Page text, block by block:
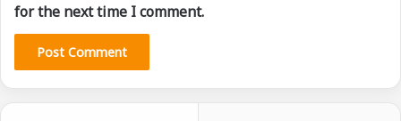
for the next time I comment.